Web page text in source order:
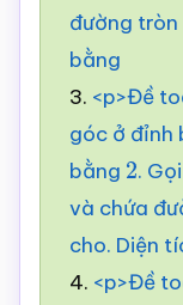
đường
bằng
3. <p>Đề
góc ở đỉnh
bằng 2. Gọi
và chứa
cho. Diện
4. <p>Đề